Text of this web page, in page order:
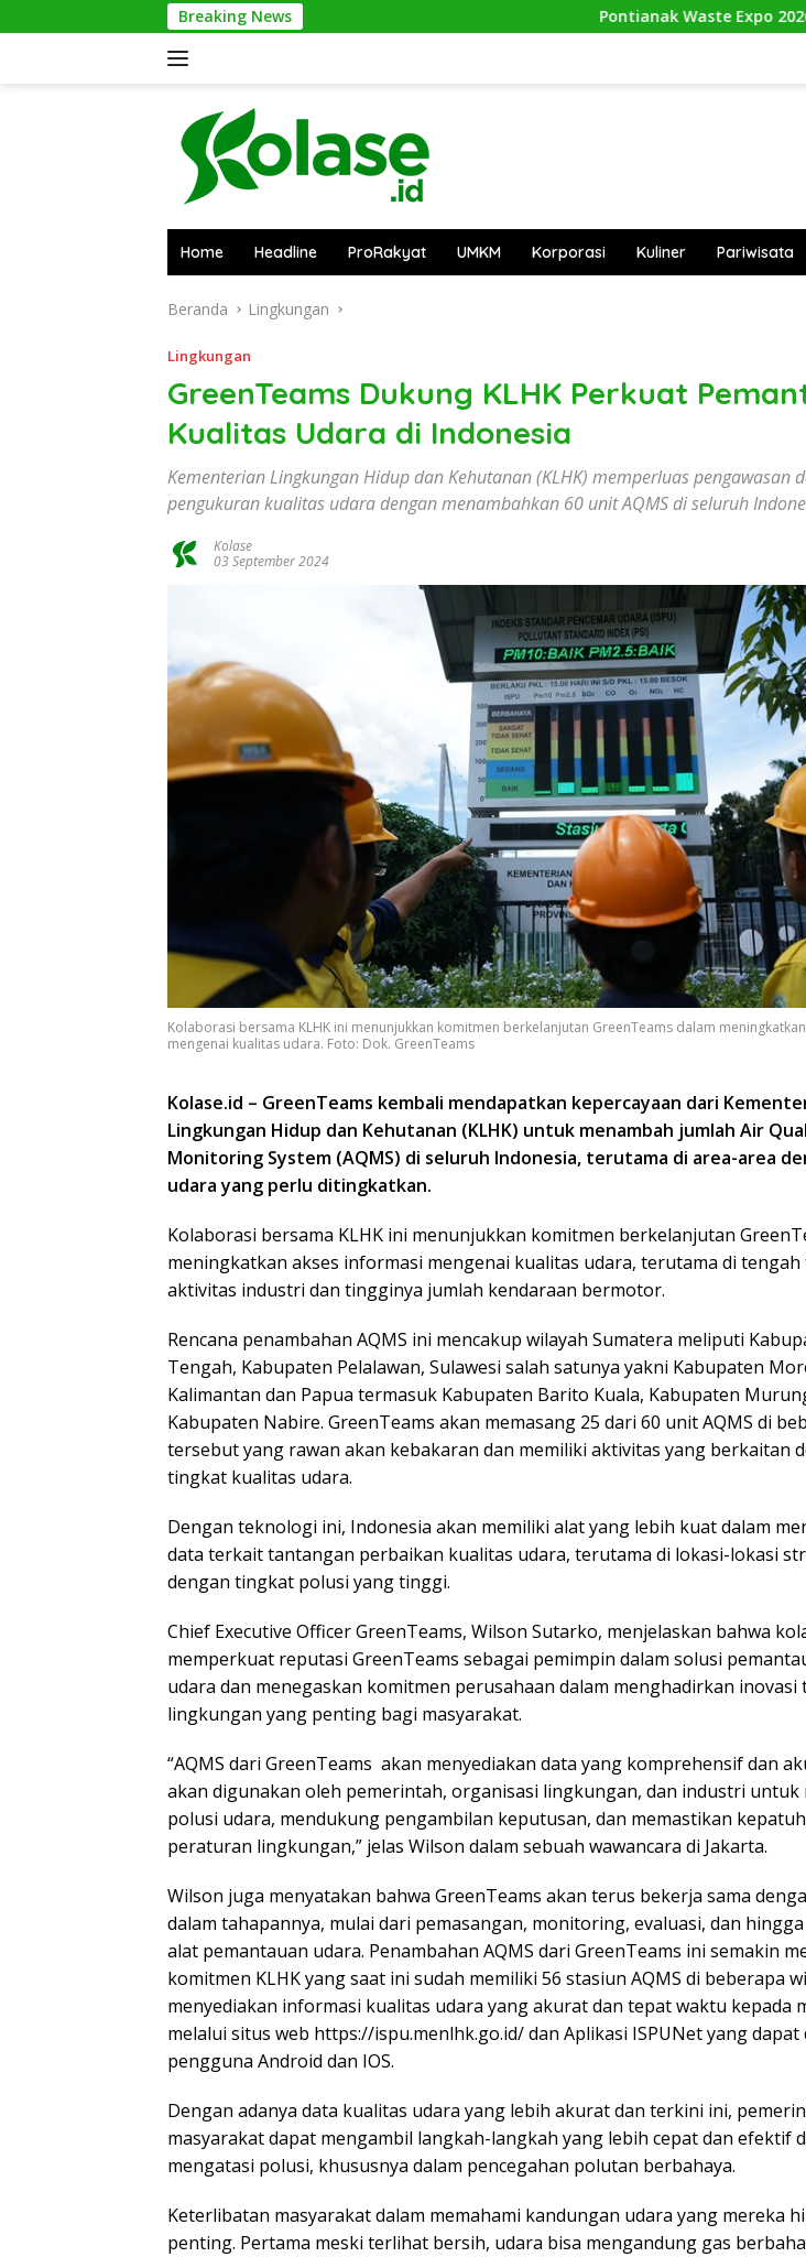
ke
Breaking News Pontianak Waste Expo 2026: Dari Isu Sampah
Home Headline ProRakyat UMKM Korporasi Kuliner Pariwisata
Beranda Lingkungan
Lingkungan
GreenTeams Dukung KLHK Perkuat
Kualitas Udara di Indonesia
Kementerian Lingkungan Hidup dan Kehutanan (KLHK) memperluas pengawasan
pengukuran kualitas udara dengan menambahkan 60 unit AQMS di seluruh
Kolase
03 September 2024
Kolaborasi bersama KLHK ini menunjukkan komitmen berkelanjutan GreenTeams dalam
mengenai kualitas udara. Foto: Dok. GreenTeams
Kolase.id – GreenTeams kembali mendapatkan kepercayaan dari
Lingkungan Hidup dan Kehutanan (KLHK) untuk menambah jumlah Air
Monitoring System (AQMS) di seluruh Indonesia, terutama di area-area
udara yang perlu ditingkatkan.
Kolaborasi bersama KLHK ini menunjukkan komitmen berkelanjutan
meningkatkan akses informasi mengenai kualitas udara, terutama di
aktivitas industri dan tingginya jumlah kendaraan bermotor.
Rencana penambahan AQMS ini mencakup wilayah Sumatera meliputi
Tengah, Kabupaten Pelalawan, Sulawesi salah satunya yakni Kabupaten
Kalimantan dan Papua termasuk Kabupaten Barito Kuala, Kabupaten
Kabupaten Nabire. GreenTeams akan memasang 25 dari 60 unit AQMS di
tersebut yang rawan akan kebakaran dan memiliki aktivitas yang berkaitan
tingkat kualitas udara.
Dengan teknologi ini, Indonesia akan memiliki alat yang lebih kuat dalam
data terkait tantangan perbaikan kualitas udara, terutama di lokasi-lokasi
dengan tingkat polusi yang tinggi.
Chief Executive Officer GreenTeams, Wilson Sutarko, menjelaskan bahwa
memperkuat reputasi GreenTeams sebagai pemimpin dalam solusi
udara dan menegaskan komitmen perusahaan dalam menghadirkan inovasi
lingkungan yang penting bagi masyarakat.
“AQMS dari GreenTeams akan menyediakan data yang komprehensif dan
akan digunakan oleh pemerintah, organisasi lingkungan, dan industri untuk
polusi udara, mendukung pengambilan keputusan, dan memastikan
peraturan lingkungan,” jelas Wilson dalam sebuah wawancara di Jakarta.
Wilson juga menyatakan bahwa GreenTeams akan terus bekerja sama
dalam tahapannya, mulai dari pemasangan, monitoring, evaluasi, dan
alat pemantauan udara. Penambahan AQMS dari GreenTeams ini semakin
komitmen KLHK yang saat ini sudah memiliki 56 stasiun AQMS di beberapa
menyediakan informasi kualitas udara yang akurat dan tepat waktu kepada
melalui situs web https://ispu.menlhk.go.id/ dan Aplikasi ISPUNet yang
pengguna Android dan IOS.
Dengan adanya data kualitas udara yang lebih akurat dan terkini ini,
masyarakat dapat mengambil langkah-langkah yang lebih cepat dan efektif
mengatasi polusi, khususnya dalam pencegahan polutan berbahaya.
Keterlibatan masyarakat dalam memahami kandungan udara yang mereka
penting. Pertama meski terlihat bersih, udara bisa mengandung gas